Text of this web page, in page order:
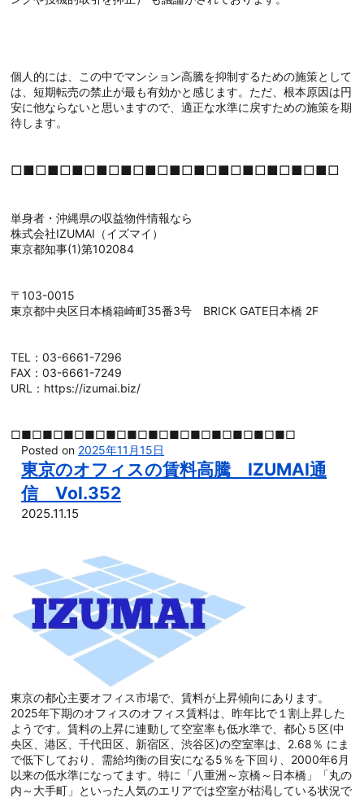
個人的には、この中でマンション高騰を抑制するための施策として
は、短期転売の禁止が最も有効かと感じます。ただ、根本原因は円
安に他ならないと思いますので、適正な水準に戻すための施策を期
待します。
□■□■□■□■□■□■□■□■□■□■□■□■□■□
単身者・沖縄県の収益物件情報なら
株式会社IZUMAI（イズマイ）
東京都知事(1)第102084
〒103-0015
東京都中央区日本橋箱崎町35番3号 BRICK GATE日本橋 2F
TEL：03-6661-7296
FAX：03-6661-7249
URL：https://izumai.biz/
□■□■□■□■□■□■□■□■□■□■□■□■□■□
Posted on 2025年11月15日
東京のオフィスの賃料高騰 IZUMAI通
信 Vol.352
2025.11.15
東京の都心主要オフィス市場で、賃料が上昇傾向にあります。
2025年下期のオフィスのオフィス賃料は、昨年比で１割上昇した
ようです。賃料の上昇に連動して空室率も低水準で、都心５区(中
央区、港区、千代田区、新宿区、渋谷区)の空室率は、2.68％ にま
で低下しており、需給均衡の目安になる5％を下回り、2000年6月
以来の低水準になってます。特に「八重洲～京橋～日本橋」「丸の
内～大手町」といった人気のエリアでは空室が枯渇している状況で